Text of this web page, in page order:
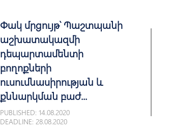
Փակ մրցույթ՝ Պաշտպանի
աշխատակազմի
դեպարտամենտի
բողոքների
ուսումնասիրության և
քննարկման բաժ...
PUBLISHED: 14.08.2020
DEADLINE: 28.08.2020